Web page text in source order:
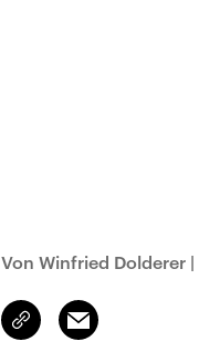
Von Winfried Dolderer |
Link
kopieren/teilen
Email